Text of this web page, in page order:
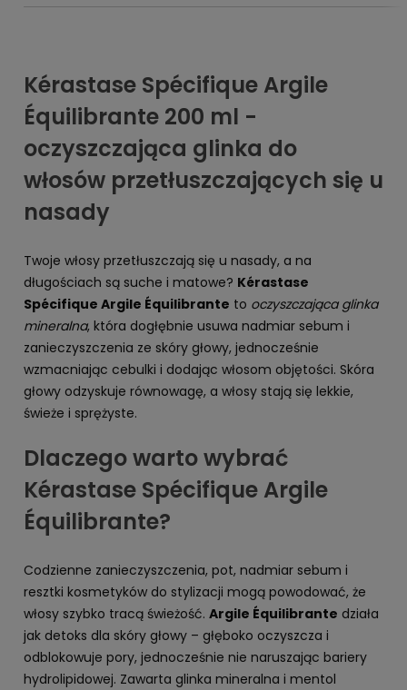
Kérastase Spécifique Argile
Équilibrante 200 ml -
oczyszczająca glinka do
włosów przetłuszczających się u
nasady
Twoje włosy przetłuszczają się u nasady, a na
długościach są suche i matowe? Kérastase
Spécifique Argile Équilibrante to oczyszczająca glinka
mineralna, która dogłębnie usuwa nadmiar sebum i
zanieczyszczenia ze skóry głowy, jednocześnie
wzmacniając cebulki i dodając włosom objętości. Skóra
głowy odzyskuje równowagę, a włosy stają się lekkie,
świeże i sprężyste.
Dlaczego warto wybrać
Kérastase Spécifique Argile
Équilibrante?
Codzienne zanieczyszczenia, pot, nadmiar sebum i
resztki kosmetyków do stylizacji mogą powodować, że
włosy szybko tracą świeżość. Argile Équilibrante działa
jak detoks dla skóry głowy – głęboko oczyszcza i
odblokowuje pory, jednocześnie nie naruszając bariery
hydrolipidowej. Zawarta glinka mineralna i mentol